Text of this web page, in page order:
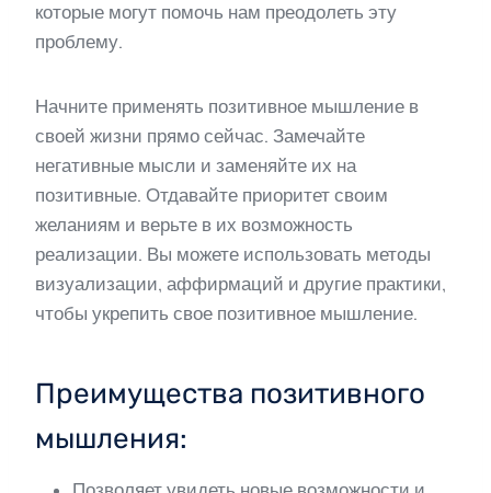
которые могут помочь нам преодолеть эту
проблему.
Начните применять позитивное мышление в
своей жизни прямо сейчас. Замечайте
негативные мысли и заменяйте их на
позитивные. Отдавайте приоритет своим
желаниям и верьте в их возможность
реализации. Вы можете использовать методы
визуализации, аффирмаций и другие практики,
чтобы укрепить свое позитивное мышление.
Преимущества позитивного
мышления: